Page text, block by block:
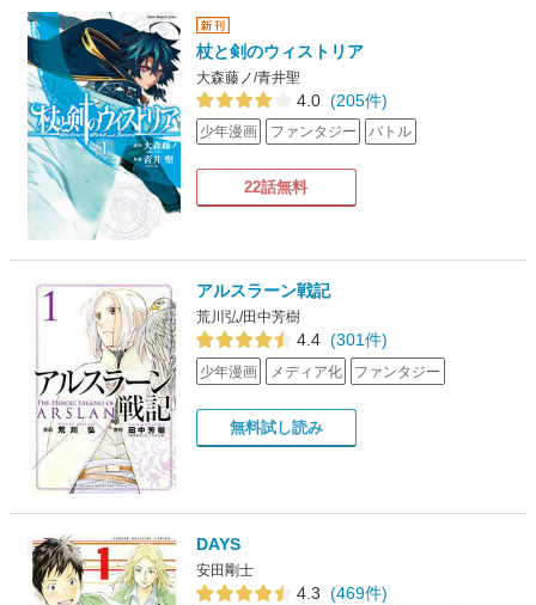
杖と剣のウィストリア
大森藤ノ/青井聖
4.0 (205件)
少年漫画 ファンタジー バトル
22話無料
アルスラーン戦記
荒川弘/田中芳樹
4.4 (301件)
少年漫画 メディア化 ファンタジー
無料試し読み
DAYS
安田剛士
4.3 (469件)